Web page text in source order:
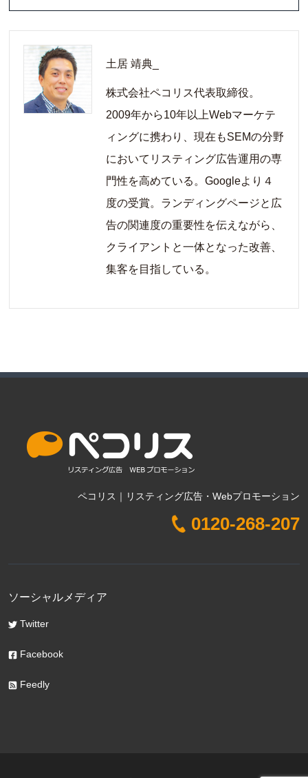
土居 靖典_
株式会社ペコリス代表取締役。
2009年から10年以上Webマーケテ
ィングに携わり、現在もSEMの分野
においてリスティング広告運用の専
門性を高めている。Googleより４
度の受賞。ランディングページと広
告の関連度の重要性を伝えながら、
クライアントと一体となった改善、
集客を目指している。
ペコリス｜リスティング広告・Webプロモーション
0120-268-207
ソーシャルメディア
Twitter
Facebook
Feedly